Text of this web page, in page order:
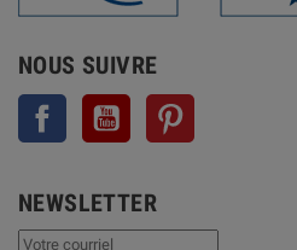
NOUS SUIVRE
Facebook YouTube
NEWSLETTER